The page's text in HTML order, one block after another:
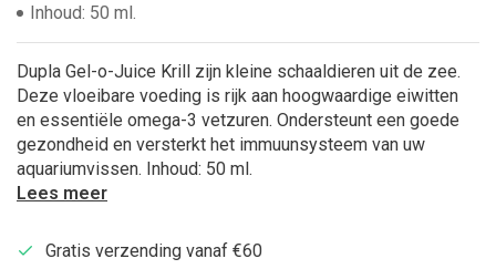
Inhoud: 50 ml.
Dupla Gel-o-Juice Krill zijn kleine schaaldieren uit de zee.
Deze vloeibare voeding is rijk aan hoogwaardige eiwitten
en essentiële omega-3 vetzuren. Ondersteunt een goede
gezondheid en versterkt het immuunsysteem van uw
aquariumvissen. Inhoud: 50 ml.
Lees meer
Gratis verzending vanaf €60